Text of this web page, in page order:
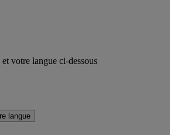
votre langue ci-dessous
langue